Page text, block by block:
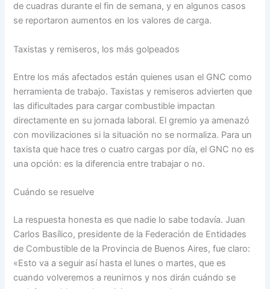
de cuadras durante el fin de semana, y en algunos casos
se reportaron aumentos en los valores de carga.
Taxistas y remiseros, los más golpeados
Entre los más afectados están quienes usan el GNC como
herramienta de trabajo. Taxistas y remiseros advierten que
las dificultades para cargar combustible impactan
directamente en su jornada laboral. El gremio ya amenazó
con movilizaciones si la situación no se normaliza. Para un
taxista que hace tres o cuatro cargas por día, el GNC no es
una opción: es la diferencia entre trabajar o no.
Cuándo se resuelve
La respuesta honesta es que nadie lo sabe todavía. Juan
Carlos Basílico, presidente de la Federación de Entidades
de Combustible de la Provincia de Buenos Aires, fue claro:
«Esto va a seguir así hasta el lunes o martes, que es
cuando volveremos a reunirnos y nos dirán cuándo se